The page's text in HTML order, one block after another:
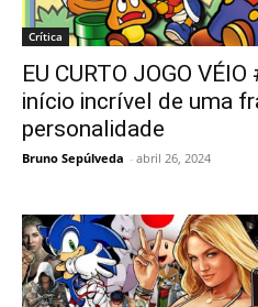
Crítica
EU CURTO JOGO
início incrível de uma
personalidade
Bruno Sepúlveda - abril 26, 2024